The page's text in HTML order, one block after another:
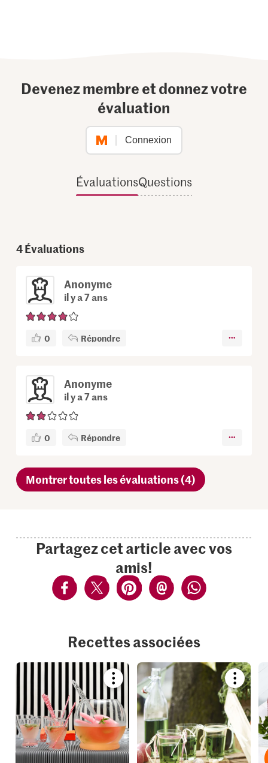
Devenez membre et donnez votre
évaluation
Connexion
ÉvaluationsQuestions
4Évaluations
Anonyme
il y a 7 ans
0 Répondre
Anonyme
il y a 7 ans
0 Répondre
Montrer toutes les évaluations (4)
Partagez cet article avec vos
amis!
Recettes associées
Bookmark
recipe
or
add
it
to
your
collections.
recipe
or
add
your